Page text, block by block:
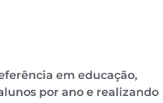
em educação,
por ano e realizando